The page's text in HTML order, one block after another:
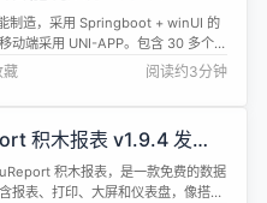
发布
制造，采用 Springboot + winUI 的
动端采用 UNI-APP。包含 30 多个应
种电子流程，CRM、PM、ERP、
EHR、笔记、知识库、项目、门店、
班次考勤、薪资、招聘、云售后、论
智能制造行业一体化管理。...
藏 阅读约3分钟
积木报表 v1.9.4 发
表、打印设计和可视化大
积木报表，是一款免费的数据
报表、打印、大屏和仪表盘，像搭建